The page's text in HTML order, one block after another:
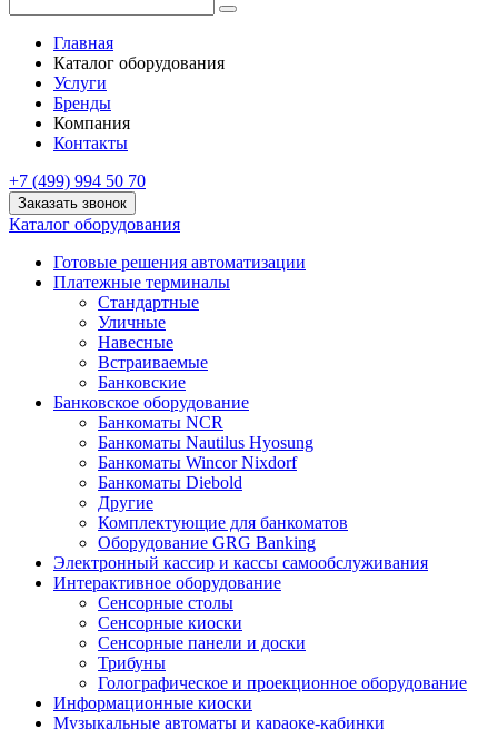
Главная
Каталог оборудования
Услуги
Бренды
Компания
Контакты
+7 (499) 994 50 70
Заказать звонок
Каталог оборудования
Готовые решения автоматизации
Платежные терминалы
Стандартные
Уличные
Навесные
Встраиваемые
Банковские
Банковское оборудование
Банкоматы NCR
Банкоматы Nautilus Hyosung
Банкоматы Wincor Nixdorf
Банкоматы Diebold
Другие
Комплектующие для банкоматов
Оборудование GRG Banking
Электронный кассир и кассы самообслуживания
Интерактивное оборудование
Сенсорные столы
Сенсорные киоски
Сенсорные панели и доски
Трибуны
Голографическое и проекционное оборудование
Информационные киоски
Музыкальные автоматы и караоке-кабинки